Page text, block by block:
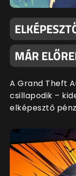
MÁR
A Grand Theft
csillapodik –
elképesztő